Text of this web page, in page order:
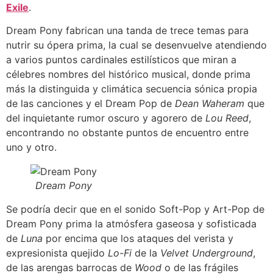
Exile.
Dream Pony fabrican una tanda de trece temas para
nutrir su ópera prima, la cual se desenvuelve atendiendo
a varios puntos cardinales estilísticos que miran a
célebres nombres del histórico musical, donde prima
más la distinguida y climática secuencia sónica propia
de las canciones y el Dream Pop de Dean Waheram que
del inquietante rumor oscuro y agorero de Lou Reed,
encontrando no obstante puntos de encuentro entre
uno y otro.
Dream Pony
Se podría decir que en el sonido Soft-Pop y Art-Pop de
Dream Pony prima la atmósfera gaseosa y sofisticada
de Luna por encima que los ataques del verista y
expresionista quejido Lo-Fi de la Velvet Underground,
de las arengas barrocas de Wood o de las frágiles